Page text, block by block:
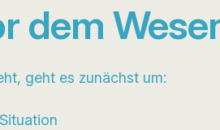
dem
geht es zunächst um: